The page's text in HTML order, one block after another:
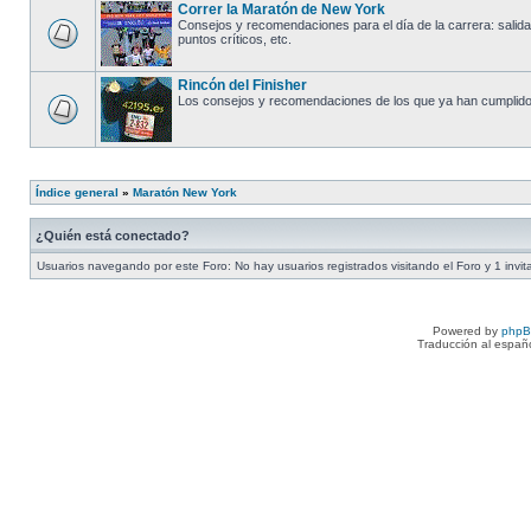
Correr la Maratón de New York
Consejos y recomendaciones para el día de la carrera:
puntos críticos, etc.
Rincón del Finisher
Los consejos y recomendaciones de los que ya han
Índice general » Maratón New York
¿Quién está conectado?
Usuarios navegando por este Foro: No hay usuarios registrados visitando el Foro y 1
Powered by
Traducción al